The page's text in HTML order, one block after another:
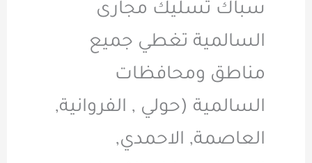
سباك تسليك مجارى
السالمية تغطي جميع
مناطق ومحافظات
السالمية (حولي , الفروانية,
العاصمة, الاحمدي,